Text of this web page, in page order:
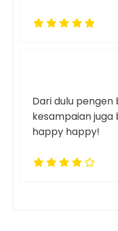
Dari dulu
kesampaian juga
happy happy!